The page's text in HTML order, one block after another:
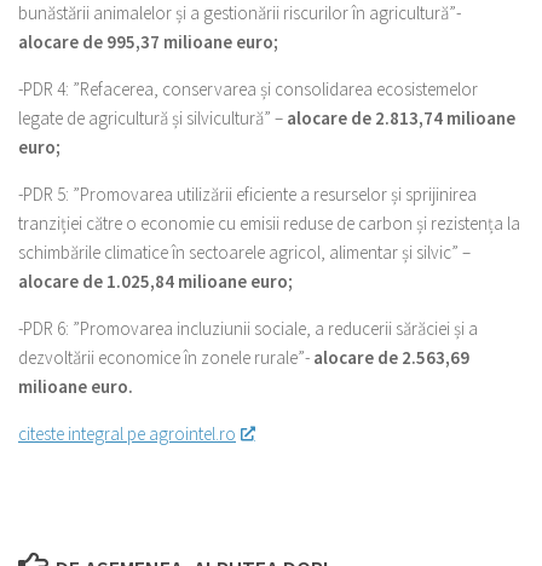
bunăstării animalelor și a gestionării riscurilor în agricultură”-
alocare de 995,37 milioane euro;
-PDR 4: ”Refacerea, conservarea și consolidarea ecosistemelor
legate de agricultură și silvicultură” – alocare de 2.813,74 milioane
euro;
-PDR 5: ”Promovarea utilizării eficiente a resurselor și sprijinirea
tranziției către o economie cu emisii reduse de carbon și rezistența la
schimbările climatice în sectoarele agricol, alimentar și silvic” –
alocare de 1.025,84 milioane euro;
-PDR 6: ”Promovarea incluziunii sociale, a reducerii sărăciei și a
dezvoltării economice în zonele rurale”- alocare de 2.563,69
milioane euro.
citeste integral pe agrointel.ro